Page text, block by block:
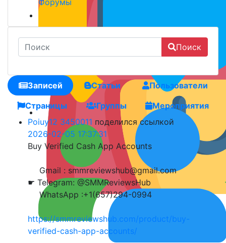
Поиск
Записей Статьи
Пользователи
Страницы
Группы
Мероприятия
Poiuy12 3450011 поделился ссылкой
2026-02-05 17:37:31
Buy Verified Cash App Accounts
Gmail : smmreviewshub@gmail.com
☛ Telegram: @SMMReviewsHub
WhatsApp :+1(657)294-0994
https://smmreviewshub.com/product/buy-
verified-cash-app-accounts/